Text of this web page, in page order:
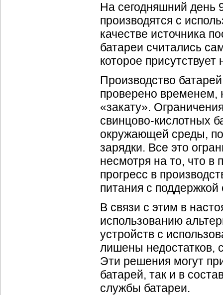
На сегодняшний день
производятся с
качестве источника
батареи считались
которое
Производство
проверено временем,
«закату».
свинцово-кислотных
окружающей среды,
зарядки. Все это
несмотря на то, что в
прогресс в
питания с
В связи с этим в
использованию
устройств с
лишены недостатков,
Эти решения могут
батарей, так и в
службы батареи.